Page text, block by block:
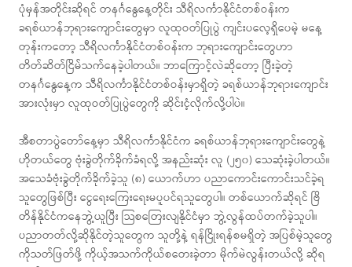
ပုံမှန်အတိုင်းဆိုရင် တနင်္ဂနွေနေ့တိုင်း သီရိလင်္ကာနိုင်ငံတစ်ဝန်းက
ခရစ်ယာန်ဘုရားကျောင်းတွေမှာ လူထုဝတ်ပြုပွဲ ကျင်းပလေ့ရှိပေမဲ့ မနေ့
တုန်းကတော့ သီရိလင်္ကာနိုင်ငံတစ်ဝန်းက ဘုရားကျောင်းတွေဟာ
တိတ်ဆိတ်ငြိမ်သက်နေခဲ့ပါတယ်။ ဘာကြောင့်လဲဆိုတော့ ပြီးခဲ့တဲ့
တနင်္ဂနွေနေ့က သီရိလင်္ကာနိုင်ငံတစ်ဝန်းမှာရှိတဲ့ ခရစ်ယာန်ဘုရားကျောင်း
အားလုံးမှာ လူထုဝတ်ပြုပွဲတွေကို ဆိုင်းငံ့လိုက်လို့ပါပဲ။
အီစတာပွဲတော်နေ့မှာ သီရိလင်္ကာနိုင်ငံက ခရစ်ယာန်ဘုရားကျောင်းတွေနဲ့
ဟိုတယ်တွေ ဗုံးခွဲတိုက်ခိုက်ခံရလို့ အနည်းဆုံး လူ (၂၅၀) သေဆုံးခဲ့ပါတယ်။
အသေခံဗုံးခွဲတိုက်ခိုက်ခဲ့သူ (၈) ယောက်ဟာ ပညာကောင်းကောင်းသင်ခဲ့ရ
သူတွေဖြစ်ပြီး ငွေရေးကြေးရေးမပူပင်ရသူတွေပါ။ တစ်ယောက်ဆိုရင် ဗြိ
တိန်နိုင်ငံကနေဘွဲ့ယူပြီး သြစတြေးလျနိုင်ငံမှာ ဘွဲ့လွန်ထပ်တက်ခဲ့သူပါ။
ပညာတတ်လို့ဆိုနိုင်တဲ့သူတွေက သူတို့နဲ့ ရန်ငြိုးရန်စမရှိတဲ့ အပြစ်မဲ့သူတွေ
ကိုသတ်ဖြတ်ဖို့ ကိုယ့်အသက်ကိုယ်စတေးခဲ့တာ မိုက်မဲလွန်းတယ်လို့ ဆိုရ